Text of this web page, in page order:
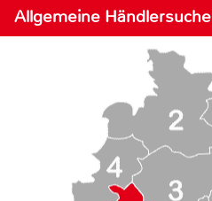
Allgemeine Händlersuche